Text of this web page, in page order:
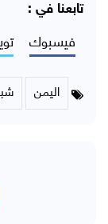
تابعنا في :
فيسبوك
اليمن